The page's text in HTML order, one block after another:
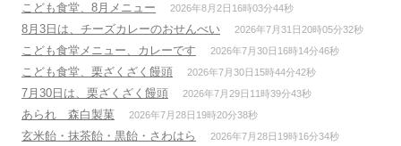
こども食堂、8月メニュー 2026年8月2日16時03分44秒
8月3日は、チーズカレーのおせんべい 2026年7月31日20時05分32秒
こども食堂メニュー、カレーです 2026年7月30日16時14分46秒
こども食堂、栗ざくざく饅頭 2026年7月30日15時44分42秒
7月30日は、栗ざくざく饅頭 2026年7月29日11時39分43秒
あられ 森白製菓 2026年7月28日19時20分38秒
玄米飴・抹茶飴・黒飴・さわはら 2026年7月28日19時16分34秒